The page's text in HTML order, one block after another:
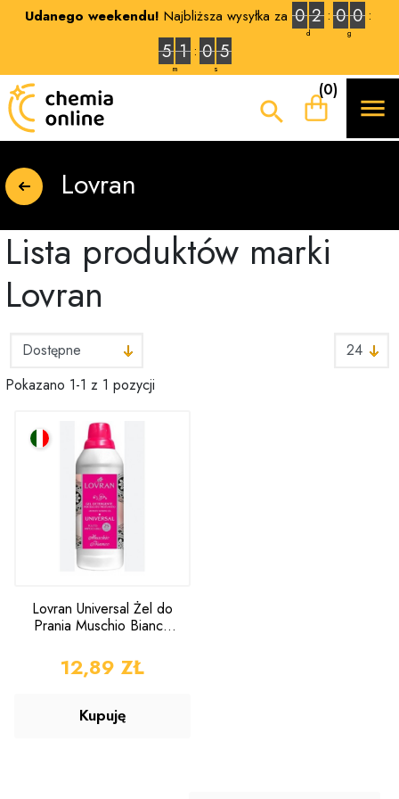
Udanego weekendu! Najbliższa wysyłka za 0 2
d
0 0
g
5 1
m
0 4
s

(0)

Lovran
Lista produktów marki
Lovran
Pokazano 1-1 z 1 pozycji
Lovran Universal Żel do
Prania Muschio Bianco
CENA
12,89 ZŁ
Kupuję